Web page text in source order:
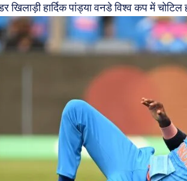
खिलाड़ी हार्दिक पांड्या वनडे विश्व कप में